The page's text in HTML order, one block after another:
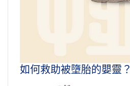
如何救助被墮胎的嬰靈？